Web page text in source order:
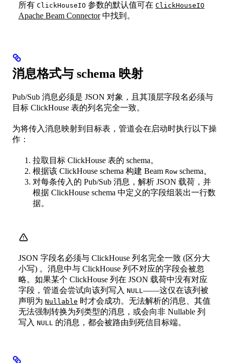
所有 ClickHouseIO 参数的默认值可在 ClickHouseIO
Apache Beam Connector中找到。
消息格式与 schema 映射
Pub/Sub 消息必须是 JSON 对象，且其顶层字段名必须与
目标 ClickHouse 表的列名完全一致。
为将传入消息映射到目标表，管道会在启动时执行以下操
作：
拉取目标 ClickHouse 表的 schema。
根据该 ClickHouse schema 构建 Beam Row schema。
对每条传入的 Pub/Sub 消息，解析 JSON 载荷，并
根据 ClickHouse schema 中定义的字段组装出一行数
据。
JSON 字段名必须与 ClickHouse 列名完全一致 (区分大
小写) 。消息中与 ClickHouse 列不对应的字段会被忽
略。如果某个 ClickHouse 列在 JSON 载荷中没有对应
字段，管道会尝试向该列写入 NULL——这仅在该列被
声明为 Nullable 时才会成功。无法解析的消息、其值
无法强制转换为列类型的消息，或会向非 Nullable 列
写入 NULL 的消息，都会被路由到死信目标端。